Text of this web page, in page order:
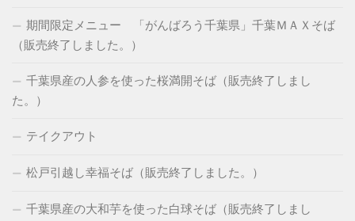
期間限定メニュー 「がんばろう千葉県」千葉ＭＡＸそば
（販売終了しました。）
千葉県産の人参を使った桜満開そば（販売終了しまし
た。）
テイクアウト
松戸引越し幸福そば（販売終了しました。）
千葉県産の大和芋を使った白球そば（販売終了しまし